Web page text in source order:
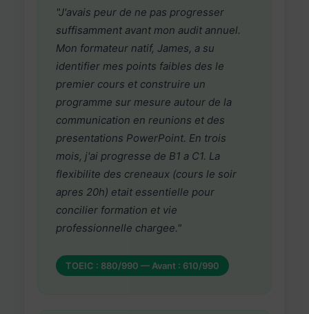
"J'avais peur de ne pas progresser
suffisamment avant mon audit annuel.
Mon formateur natif, James, a su
identifier mes points faibles des le
premier cours et construire un
programme sur mesure autour de la
communication en reunions et des
presentations PowerPoint. En trois
mois, j'ai progresse de B1 a C1. La
flexibilite des creneaux (cours le soir
apres 20h) etait essentielle pour
concilier formation et vie
professionnelle chargee."
TOEIC : 880/990 — Avant : 610/990